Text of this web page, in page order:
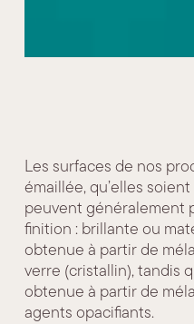
Les surfaces de nos
émaillée, qu’elles
peuvent généralement
finition : brillante ou
obtenue à partir de
verre (cristallin), tandis
obtenue à partir de
agents opacifiants.